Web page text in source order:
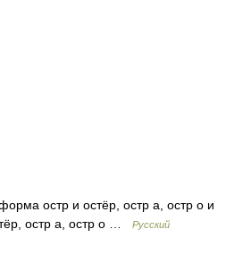
остр и остёр, остр а, остр о и
остр а, остр о …
Русский